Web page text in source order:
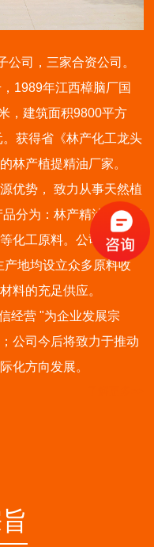
公司，三家合资公司。
1989年江西樟脑厂国
，建筑面积9800平方
获得省《林产化工龙头
林产植提精油厂家。
优势， 致力从事天然植
分为：林产精油、全草
化工原料。公司自有原
地均设立众多原料收
料的充足供应。
经营 "为企业发展宗
公司今后将致力于推动
化方向发展。